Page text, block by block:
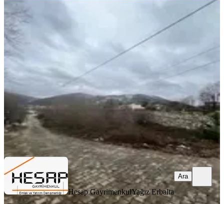
Yalova Güneyköy’de 3 Tarafı Yol,
Merkez, Güneyköy Köyü
7.989/m²
4.250.000 ₺
Hesap Gayrimenkul
Ara
Hesap GayrimenkulYağız Erbalta
Ara